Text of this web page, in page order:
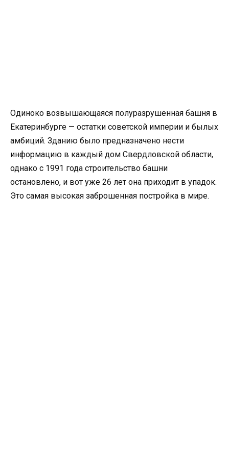
Одиноко возвышающаяся полуразрушенная башня в
Екатеринбурге — остатки советской империи и былых
амбиций. Зданию было предназначено нести
информацию в каждый дом Свердловской области,
однако с 1991 года строительство башни
остановлено, и вот уже 26 лет она приходит в упадок.
Это самая высокая заброшенная постройка в мире.